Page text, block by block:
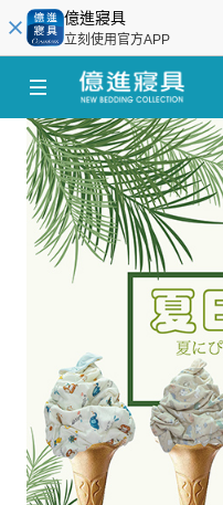
億進寢具
立刻使用官方APP